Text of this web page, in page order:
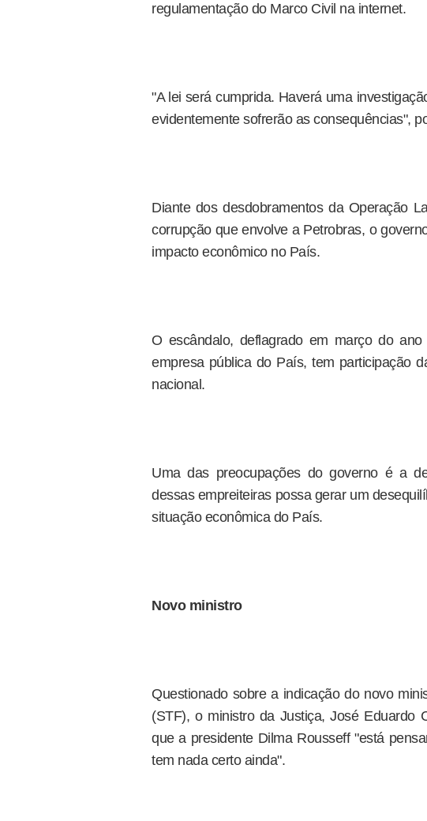
regulamentação do Marco Civil na internet.
"A lei será cumprida. Haverá uma
evidentemente sofrerão as consequências",
Diante dos desdobramentos da Operação
corrupção que envolve a Petrobras, o
impacto econômico no País.
O escândalo, deflagrado em março do
empresa pública do País, tem participação
nacional.
Uma das preocupações do governo é a
dessas empreiteiras possa gerar um
situação econômica do País.
Novo ministro
Questionado sobre a indicação do novo
(STF), o ministro da Justiça, José Eduardo
que a presidente Dilma Rousseff "está
tem nada certo ainda".